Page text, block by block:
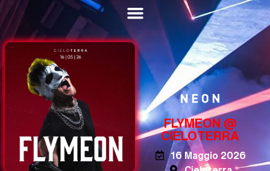
FLYMEON @
CIELOTERRA
16 Maggio 2026